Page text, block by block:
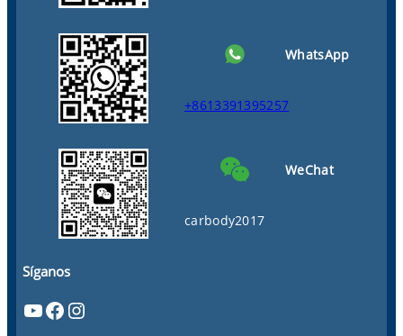
WhatsApp
+8613391395257
WeChat
carbody2017
Síganos
YouTube Facebook Instagram